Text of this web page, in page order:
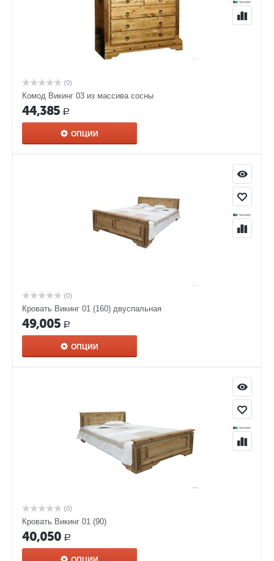
(0)
Комод Викинг 03 из массива сосны
44,385 Р
ОПЦИИ
(0)
Кровать Викинг 01 (160) двуспальная
49,005 Р
ОПЦИИ
(0)
Кровать Викинг 01 (90)
40,050 Р